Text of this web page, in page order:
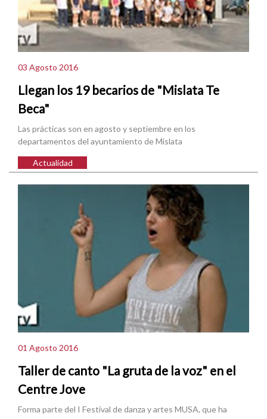
03 Agosto 2016
Llegan los 19 becarios de "Mislata Te
Beca"
Las prácticas son en agosto y septiembre en los
departamentos del ayuntamiento de Mislata
Actualidad
01 Agosto 2016
Taller de canto "La gruta de la voz" en el
Centre Jove
Forma parte del I Festival de danza y artes MUSA, que ha